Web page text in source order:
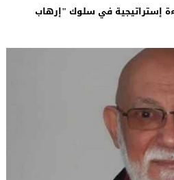
إستراتيجية في سلوك "إرهاب